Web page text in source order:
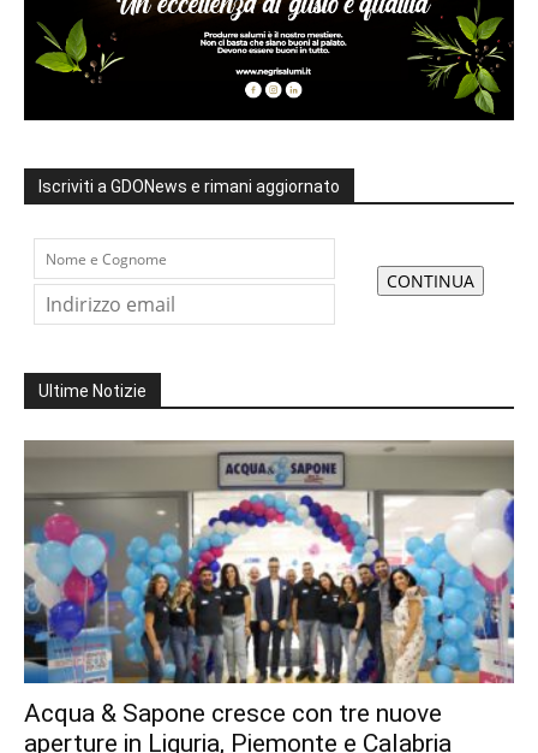
Iscriviti a GDONews e rimani aggiornato
Ultime Notizie
Acqua & Sapone cresce con tre nuove
aperture in Liguria, Piemonte e Calabria